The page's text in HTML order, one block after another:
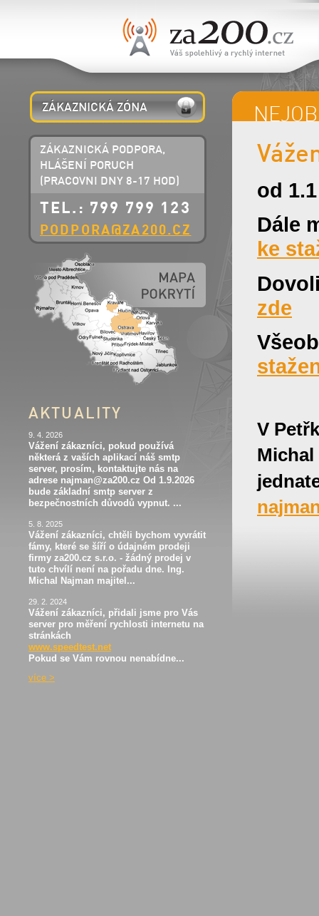
od
Dále
ke
zde
V
Michal
ZÁKAZNICKÁ ZÓNA
ZÁKAZNICKÁ PODPORA,
HLÁŠENÍ PORUCH
(PRACOVNI DNY 8-17 HOD)
TEL.: 799 799 123
PODPORA@ZA200.CZ
AKTUALITY
9. 4. 2026
Vážení zákazníci, pokud používá
některá z vaších aplikací náš smtp
server, prosím, kontaktujte nás na
adrese najman@za200.cz Od 1.9.2026
bude základní smtp server z
bezpečnostních důvodů vypnut. ...
5. 8. 2025
Vážení zákazníci, chtěli bychom vyvrátit
fámy, které se šíří o údajném prodeji
firmy za200.cz s.r.o. - žádný prodej v
tuto chvílí není na pořadu dne. Ing.
Michal Najman majitel...
29. 2. 2024
Vážení zákazníci, přidali jsme pro Vás
server pro měření rychlosti internetu na
stránkách
www.speedtest.net
Pokud se Vám rovnou nenabídne...
ví­ce >